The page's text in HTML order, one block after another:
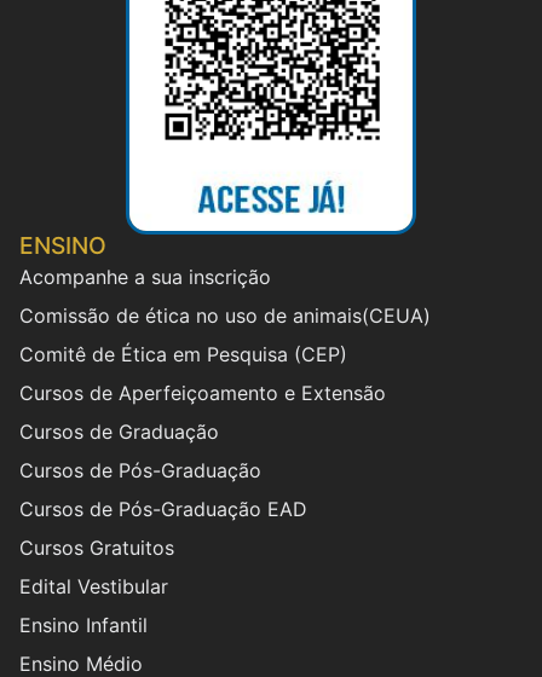
ENSINO
Acompanhe a sua inscrição
Comissão de ética no uso de animais(CEUA)
Comitê de Ética em Pesquisa (CEP)
Cursos de Aperfeiçoamento e Extensão
Cursos de Graduação
Cursos de Pós-Graduação
Cursos de Pós-Graduação EAD
Cursos Gratuitos
Edital Vestibular
Ensino Infantil
Ensino Médio